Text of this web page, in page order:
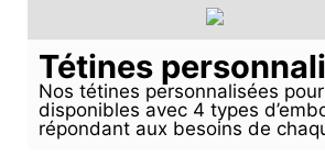
Tétines
Nos tétines personnalisées
disponibles avec 4 types
répondant aux besoins de